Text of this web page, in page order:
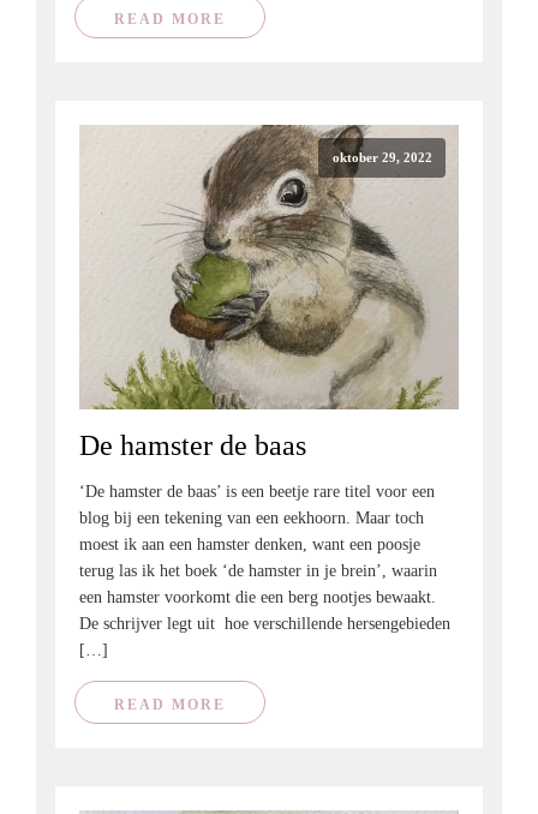
READ MORE
oktober 29, 2022
De hamster de baas
‘De hamster de baas’ is een beetje rare titel voor een
blog bij een tekening van een eekhoorn. Maar toch
moest ik aan een hamster denken, want een poosje
terug las ik het boek ‘de hamster in je brein’, waarin
een hamster voorkomt die een berg nootjes bewaakt.
De schrijver legt uit hoe verschillende hersengebieden
[…]
READ MORE